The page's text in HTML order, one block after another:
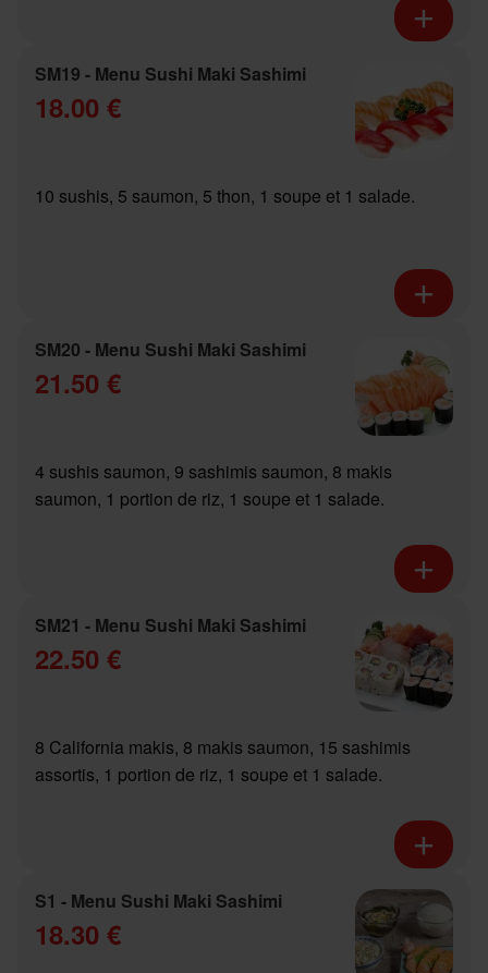
SM19 - Menu Sushi Maki Sashimi
18.00 €
10 sushis, 5 saumon, 5 thon, 1 soupe et 1 salade.
SM20 - Menu Sushi Maki Sashimi
21.50 €
4 sushis saumon, 9 sashimis saumon, 8 makis
saumon, 1 portion de riz, 1 soupe et 1 salade.
SM21 - Menu Sushi Maki Sashimi
22.50 €
8 California makis, 8 makis saumon, 15 sashimis
assortis, 1 portion de riz, 1 soupe et 1 salade.
S1 - Menu Sushi Maki Sashimi
18.30 €